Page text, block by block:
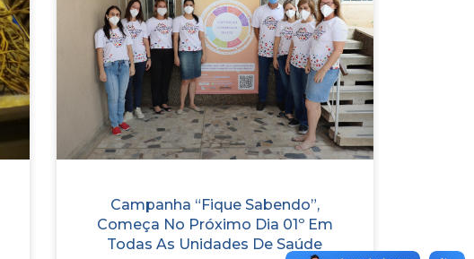
Campanha “Fique Sabendo”,
Começa No Próximo Dia 01º Em
Todas As Unidades De Saúde